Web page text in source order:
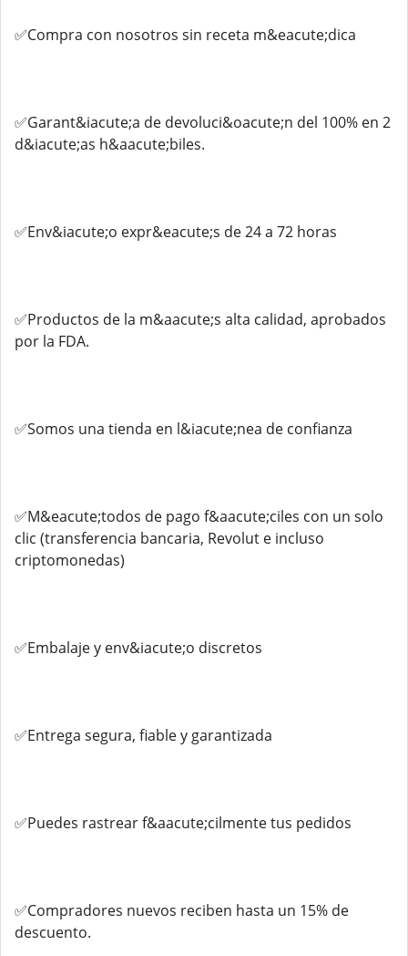
✅Compra con nosotros sin receta m&eacute;dica
✅Garant&iacute;a de devoluci&oacute;n del 100% en 2
d&iacute;as h&aacute;biles.
✅Env&iacute;o expr&eacute;s de 24 a 72 horas
✅Productos de la m&aacute;s alta calidad, aprobados
por la FDA.
✅Somos una tienda en l&iacute;nea de confianza
✅M&eacute;todos de pago f&aacute;ciles con un solo
clic (transferencia bancaria, Revolut e incluso
criptomonedas)
✅Embalaje y env&iacute;o discretos
✅Entrega segura, fiable y garantizada
✅Puedes rastrear f&aacute;cilmente tus pedidos
✅Compradores nuevos reciben hasta un 15% de
descuento.